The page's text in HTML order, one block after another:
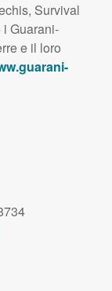
Survival
Guarani-
e il loro